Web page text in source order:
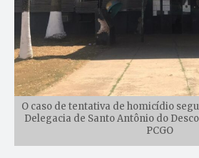
O caso de tentativa de homicídio
Delegacia de Santo Antônio do
PCGO